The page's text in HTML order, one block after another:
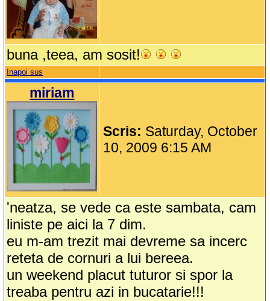
buna ,teea, am sosit!
Inapoi sus
miriam
Scris: Saturday, October
10, 2009 6:15 AM
'neatza, se vede ca este sambata, cam
liniste pe aici la 7 dim.
eu m-am trezit mai devreme sa incerc
reteta de cornuri a lui bereea.
un weekend placut tuturor si spor la
treaba pentru azi in bucatarie!!!